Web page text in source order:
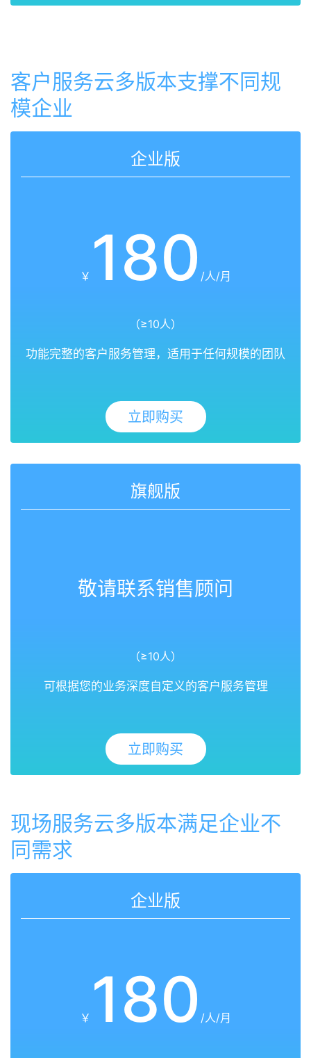
客户服务云多版本支撑不同规
模企业
企业版
￥ 180 /人/月
（≥10人）
功能完整的客户服务管理，适用于任何规模的团队
立即购买
旗舰版
敬请联系销售顾问
（≥10人）
可根据您的业务深度自定义的客户服务管理
立即购买
现场服务云多版本满足企业不
同需求
企业版
￥ 180 /人/月